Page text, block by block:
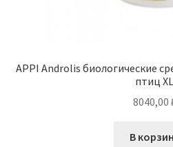
APPI Androlis биологические
птиц XL
8040,00
В